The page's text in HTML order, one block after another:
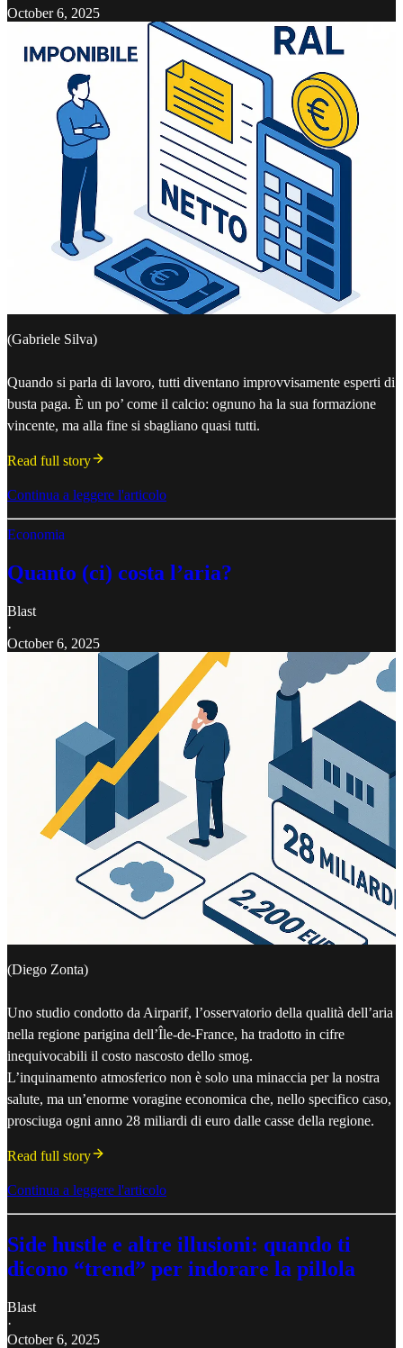
October 6, 2025
(Gabriele Silva)
Quando si parla di lavoro, tutti diventano improvvisamente esperti di
busta paga. È un po’ come il calcio: ognuno ha la sua formazione
vincente, ma alla fine si sbagliano quasi tutti.
Read full story
Continua a leggere l'articolo
Economia
Quanto (ci) costa l’aria?
Blast
·
October 6, 2025
(Diego Zonta)
Uno studio condotto da Airparif, l’osservatorio della qualità dell’aria
nella regione parigina dell’Île-de-France, ha tradotto in cifre
inequivocabili il costo nascosto dello smog.
L’inquinamento atmosferico non è solo una minaccia per la nostra
salute, ma un’enorme voragine economica che, nello specifico caso,
prosciuga ogni anno 28 miliardi di euro dalle casse della regione.
Read full story
Continua a leggere l'articolo
Side hustle e altre illusioni: quando ti
dicono “trend” per indorare la pillola
Blast
·
October 6, 2025